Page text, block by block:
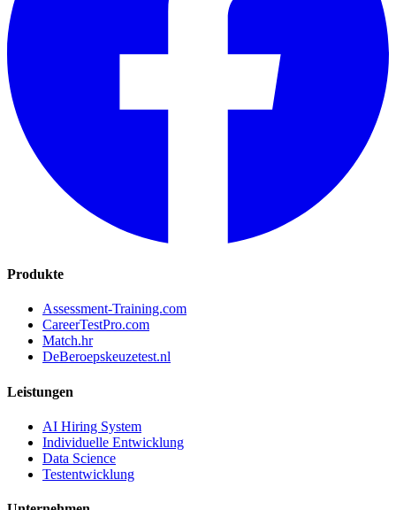
Produkte
Assessment-Training.com
CareerTestPro.com
Match.hr
DeBeroepskeuzetest.nl
Leistungen
AI Hiring System
Individuelle Entwicklung
Data Science
Testentwicklung